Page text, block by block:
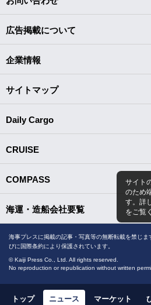
サイト
のため
す。詳
をご覧
広告掲載について
企業情報
サイトマップ
Daily Cargo
CRUISE
COMPASS
海運・造船会社要覧
海事プレスに掲載の記事・写真等の無断転載を禁じ
びに国際条約により保護されています。
© Kaiji Press Co., Ltd. All rights reserved.
No reproduction or republication without written
トップ ニュース マーケット